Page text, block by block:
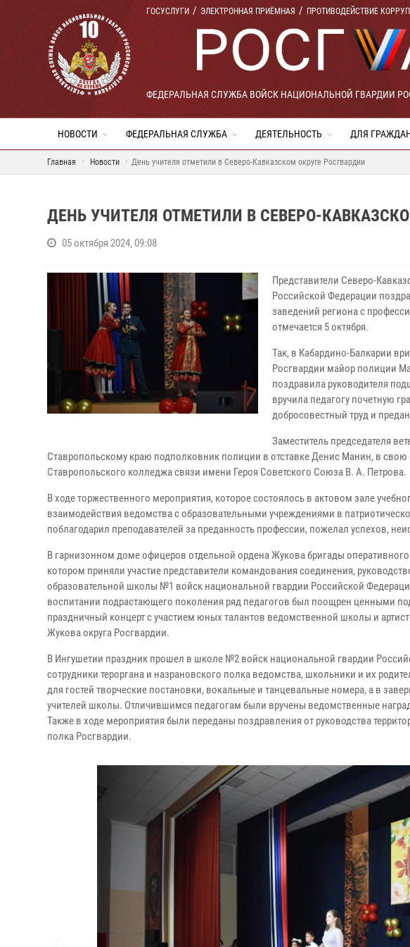
ГОСУСЛУГИ ЭЛЕКТРОННАЯ ПРИЁМНАЯ ПРОТИВОДЕЙСТВИЕ
ФЕДЕРАЛЬНАЯ СЛУЖБА ВОЙСК НАЦИОНАЛЬНОЙ ГВАРДИИ
НОВОСТИ ФЕДЕРАЛЬНАЯ СЛУЖБА ДЕЯТЕЛЬНОСТЬ ДЛЯ
Главная Новости День учителя отметили в Северо-Кавказском округе Росгвардии
ДЕНЬ УЧИТЕЛЯ ОТМЕТИЛИ В СЕВЕРО-
05 октября 2024, 09:08
Представители Северо-
Российской Федерации
заведений региона с
отмечается 5 октября.
Так, в Кабардино-Балкарии
Росгвардии майор полиции
поздравила руководителя
вручила педагогу почетную
добросовестный труд и
Заместитель председателя
Ставропольскому краю подполковник полиции в отставке Денис Манин, в свою
Ставропольского колледжа связи имени Героя Советского Союза В. А. Петрова.
В ходе торжественного мероприятия, которое состоялось в актовом зале
взаимодействия ведомства с образовательными учреждениями в
поблагодарил преподавателей за преданность профессии, пожелал успехов,
В гарнизонном доме офицеров отдельной ордена Жукова бригады
котором приняли участие представители командования соединения,
образовательной школы №1 войск национальной гвардии Российской
воспитании подрастающего поколения ряд педагогов был поощрен ценными
праздничный концерт с участием юных талантов ведомственной школы и
Жукова округа Росгвардии.
В Ингушетии праздник прошел в школе №2 войск национальной гвардии
сотрудники тероргана и назрановского полка ведомства, школьники и их
для гостей творческие постановки, вокальные и танцевальные номера, а в
учителей школы. Отличившимся педагогам были вручены ведомственные
Также в ходе мероприятия были переданы поздравления от руководства
полка Росгвардии.